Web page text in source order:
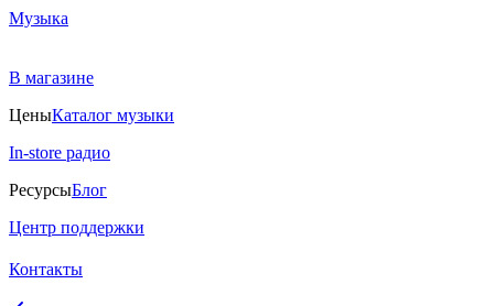
Музыка
В магазине
ЦеныКаталог музыки
In-store радио
РесурсыБлог
Центр поддержки
Контакты